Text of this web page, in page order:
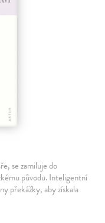
se zamiluje do
původu. Inteligentní
překážky, aby získala